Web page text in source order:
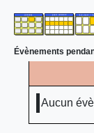
Évènements
Aucun